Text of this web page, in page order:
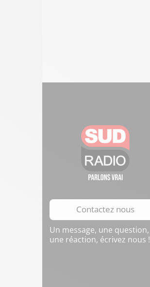
Contactez nous
Un message, une question,
une réaction, écrivez nous !